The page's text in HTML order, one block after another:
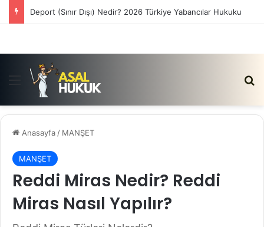
Deport (Sınır Dışı) Nedir? 2026 Türkiye Yabancılar Hukuku
Menü
Anasayfa / MANŞET
MANŞET
Reddi Miras Nedir? Reddi
Miras Nasıl Yapılır?